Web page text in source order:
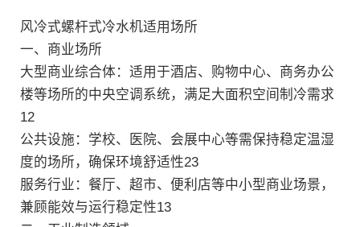
立即咨询
风冷式螺杆式冷水机适用场所
一、‌商业场所‌
‌大型商业综合体‌：适用于酒店、购物中心、商务办公
楼等场所的中央空调系统，满足大面积空间制冷需求‌
12
‌公共设施‌：学校、医院、会展中心等需保持稳定温湿
度的场所，确保环境舒适性‌23
‌服务行业‌：餐厅、超市、便利店等中小型商业场景，
兼顾能效与运行稳定性‌13